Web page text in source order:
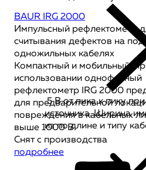
BAUR IRG 2000
Импульсный рефлектометр
считывания дефектов на
одножильных кабелях
Компактный и мобильный,
использовании однофазный
рефлектометр IRG 2000
для предварительной
повреждения в кабельных
выше 1000 В.
Снят с производства
подробнее
5 В от пика к пику
источника. Ширина
из по длине и типу